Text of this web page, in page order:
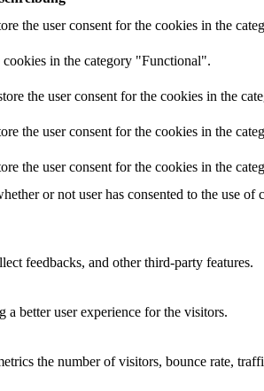
the user consent for the cookies in the
in the category "Functional".
the user consent for the cookies in the
the user consent for the cookies in the
the user consent for the cookies in the
or not user has consented to the use of
feedbacks, and other third-party features.
better user experience for the visitors.
the number of visitors, bounce rate,